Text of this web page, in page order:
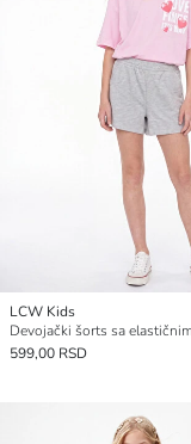
LCW Kids
Devojački šorts sa
599,00 RSD